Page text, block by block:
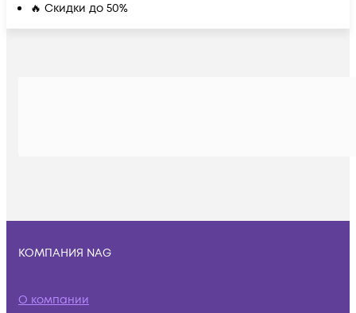
🔥 Скидки до 50%
КОМПАНИЯ NAG
О компании